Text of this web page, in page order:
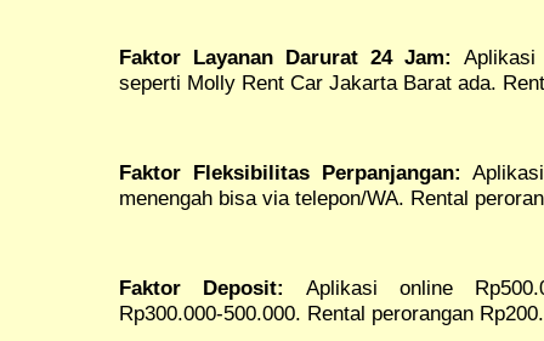
Faktor Layanan Darurat 24 Jam: Aplikasi
seperti Molly Rent Car Jakarta Barat ada.
Faktor Fleksibilitas Perpanjangan:
menengah bisa via telepon/WA. Rental
Faktor Deposit: Aplikasi online
Rp300.000-500.000. Rental perorangan